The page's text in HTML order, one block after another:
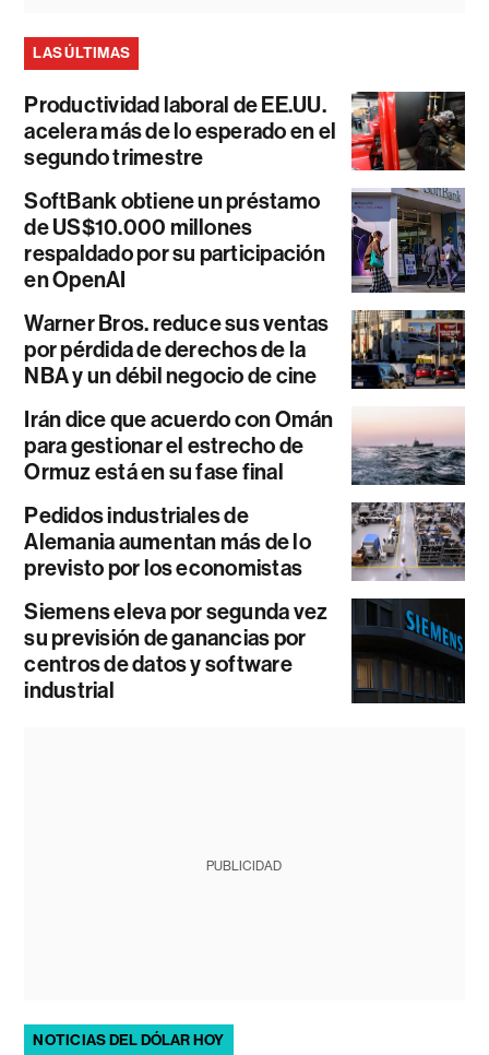
LAS ÚLTIMAS
Productividad laboral de EE.UU.
acelera más de lo esperado en el
segundo trimestre
SoftBank obtiene un préstamo
de US$10.000 millones
respaldado por su participación
en OpenAI
Warner Bros. reduce sus ventas
por pérdida de derechos de la
NBA y un débil negocio de cine
Irán dice que acuerdo con Omán
para gestionar el estrecho de
Ormuz está en su fase final
Pedidos industriales de
Alemania aumentan más de lo
previsto por los economistas
Siemens eleva por segunda vez
su previsión de ganancias por
centros de datos y software
industrial
PUBLICIDAD
NOTICIAS DEL DÓLAR HOY